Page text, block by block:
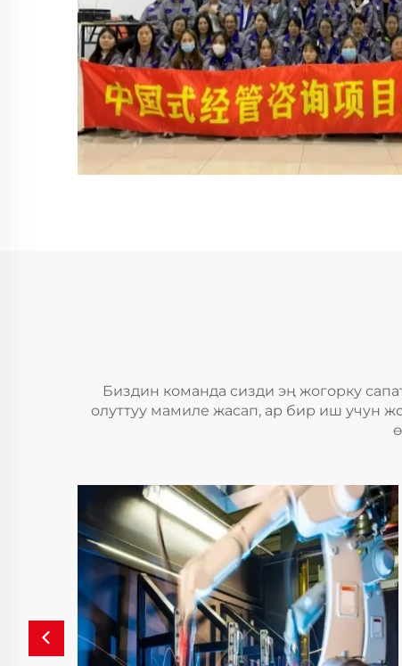
Биздин команда сизди эң жогорку
олуттуу мамиле жасап, ар бир иш учун